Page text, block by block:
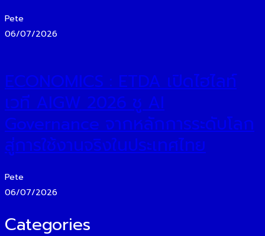
Pete
06/07/2026
ECONOMICS : ETDA เปิดไฮไลท์
เวที AIGW 2026 ชู AI
Governance จากหลักการระดับโลก
สู่การใช้งานจริงในประเทศไทย
Pete
06/07/2026
Categories